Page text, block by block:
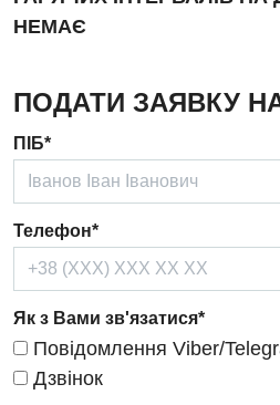
Кардіологія
Мамологія
Неврологія
Нейрохірургія
НЕМАЄ
ПОДАТИ ЗАЯВКУ
ПІБ*
Телефон*
Як з Вами зв'язатися*
Повідомлення Viber/
Дзвінок